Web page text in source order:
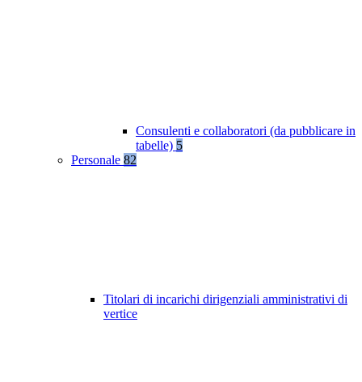
Consulenti e collaboratori (da pubblicare in
tabelle) 5
Personale 82
Titolari di incarichi dirigenziali amministrativi di
vertice